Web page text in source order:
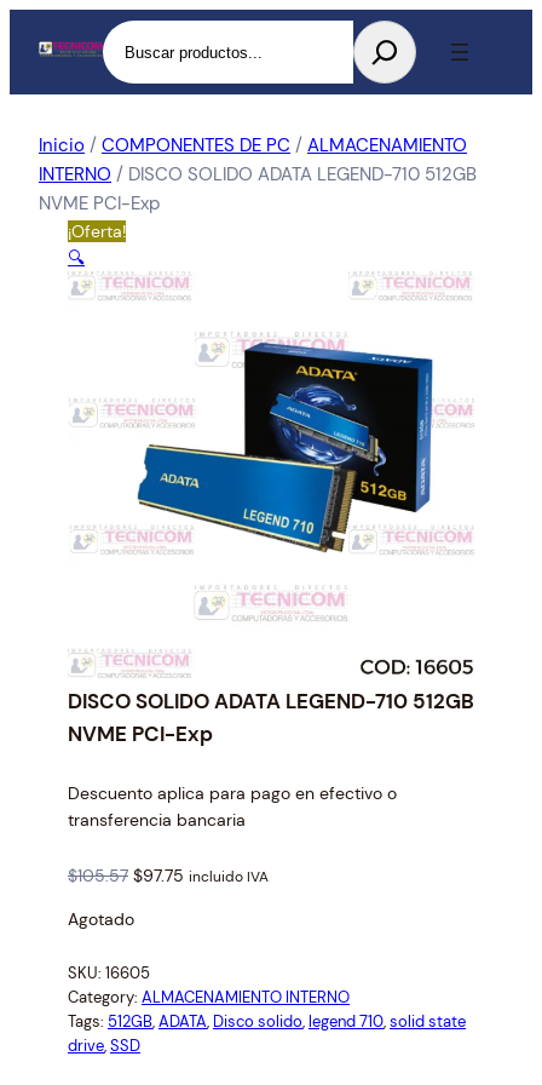
Buscar
Inicio / COMPONENTES DE PC / ALMACENAMIENTO
INTERNO / DISCO SOLIDO ADATA LEGEND-710 512GB
NVME PCI-Exp
¡Oferta!
🔍
DISCO SOLIDO ADATA LEGEND-710 512GB
NVME PCI-Exp
Descuento aplica para pago en efectivo o
transferencia bancaria
$105.57 O
i
i
n
a
l
$97.75 C
n
t
incluido IVA
Agotado
SKU: 16605
Category: ALMACENAMIENTO INTERNO
Tags: 512GB, ADATA, Disco solido, legend 710, solid state
drive, SSD